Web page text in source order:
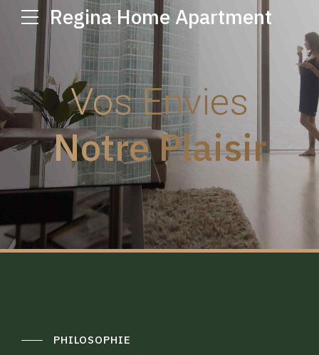
Regina Home Apartment
Vos Envies
Notre Plaisir
PHILOSOPHIE